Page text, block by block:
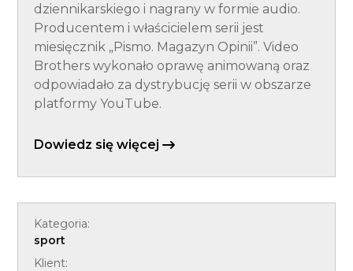
dziennikarskiego i nagrany w formie audio.
Producentem i właścicielem serii jest
miesięcznik „Pismo. Magazyn Opinii”. Video
Brothers wykonało oprawę animowaną oraz
odpowiadało za dystrybucję serii w obszarze
platformy YouTube.
Dowiedz się więcej
Kategoria:
sport
Klient: